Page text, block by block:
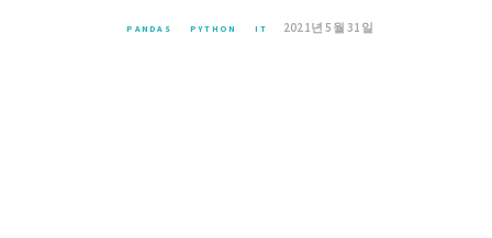
PANDAS PYTHON IT 2021년 5월 31일